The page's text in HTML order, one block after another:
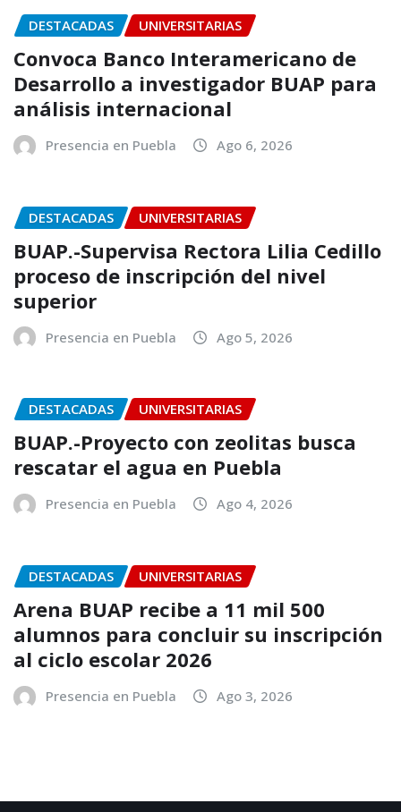
DESTACADAS UNIVERSITARIAS
Convoca Banco Interamericano de
Desarrollo a investigador BUAP para
análisis internacional
Presencia en Puebla Ago 6, 2026
DESTACADAS UNIVERSITARIAS
BUAP.-Supervisa Rectora Lilia Cedillo
proceso de inscripción del nivel
superior
Presencia en Puebla Ago 5, 2026
DESTACADAS UNIVERSITARIAS
BUAP.-Proyecto con zeolitas busca
rescatar el agua en Puebla
Presencia en Puebla Ago 4, 2026
DESTACADAS UNIVERSITARIAS
Arena BUAP recibe a 11 mil 500
alumnos para concluir su inscripción
al ciclo escolar 2026
Presencia en Puebla Ago 3, 2026